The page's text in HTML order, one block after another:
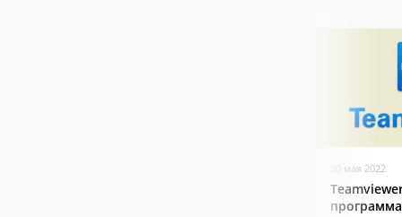
30 мая 2022
программа